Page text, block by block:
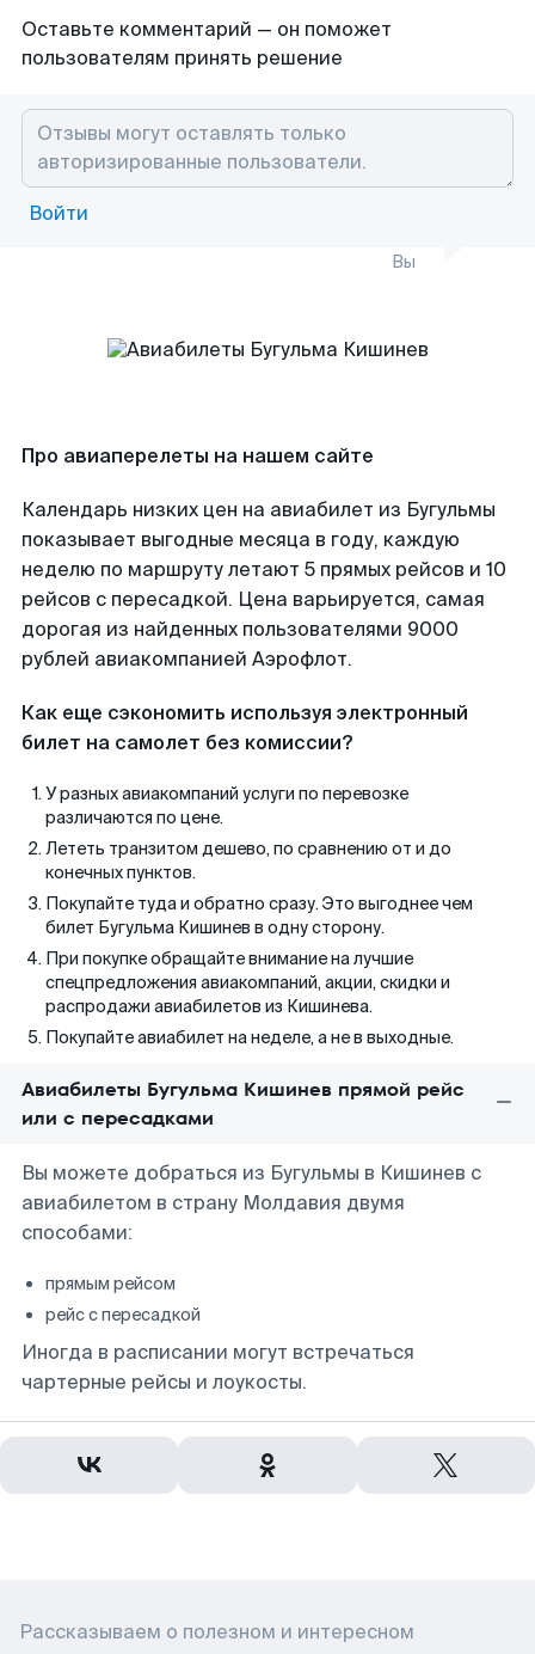
Оставьте комментарий — он поможет
пользователям принять решение
Войти
Вы
Про авиаперелеты на нашем сайте
Календарь низких цен на авиабилет из Бугульмы
показывает выгодные месяца в году, каждую
неделю по маршруту летают 5 прямых рейсов и 10
рейсов с пересадкой. Цена варьируется, самая
дорогая из найденных пользователями 9000
рублей авиакомпанией Аэрофлот.
Как еще сэкономить используя электронный
билет на самолет без комиссии?
У разных авиакомпаний услуги по перевозке
различаются по цене.
Лететь транзитом дешево, по сравнению от и до
конечных пунктов.
Покупайте туда и обратно сразу. Это выгоднее чем
билет Бугульма Кишинев в одну сторону.
При покупке обращайте внимание на лучшие
спецпредложения авиакомпаний, акции, скидки и
распродажи авиабилетов из Кишинева.
Покупайте авиабилет на неделе, а не в выходные.
Авиабилеты Бугульма Кишинев прямой рейс
или с пересадками
Вы можете добраться из Бугульмы в Кишинев с
авиабилетом в страну Молдавия двумя
способами:
прямым рейсом
рейс с пересадкой
Иногда в расписании могут встречаться
чартерные рейсы и лоукосты.
Рассказываем о полезном и интересном